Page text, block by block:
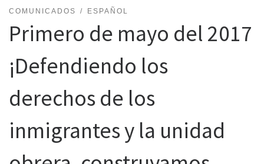
COMUNICADOS ESPAÑOL
Primero de mayo del 2017
¡Defendiendo los
derechos de los
inmigrantes y la unidad